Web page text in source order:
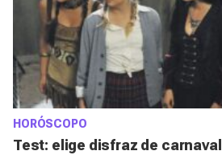
HORÓSCOPO
Test: elige disfraz de